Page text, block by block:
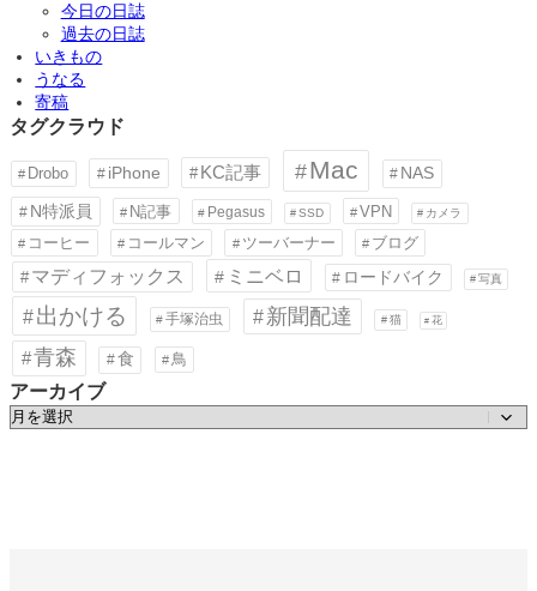
今日の日誌
過去の日誌
いきもの
うなる
寄稿
タグクラウド
Drobo iPhone KC記事 Mac NAS
N特派員 N記事 Pegasus SSD VPN カメラ
コーヒー コールマン ツーバーナー ブログ
マディフォックス ミニベロ ロードバイク 写真
出かける 手塚治虫 新聞配達 猫 花
青森 食 鳥
アーカイブ
ア